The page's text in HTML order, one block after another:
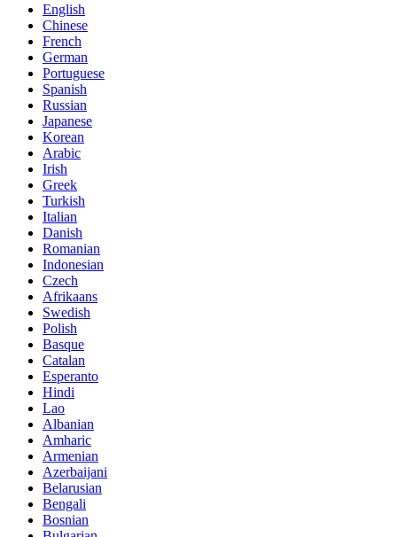
English
Chinese
French
German
Portuguese
Spanish
Russian
Japanese
Korean
Arabic
Irish
Greek
Turkish
Italian
Danish
Romanian
Indonesian
Czech
Afrikaans
Swedish
Polish
Basque
Catalan
Esperanto
Hindi
Lao
Albanian
Amharic
Armenian
Azerbaijani
Belarusian
Bengali
Bosnian